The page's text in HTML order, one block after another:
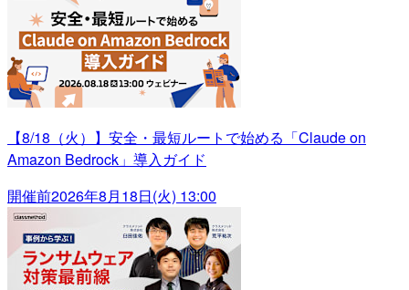
【8/18（火）】安全・最短ルートで始める「Claude on
Amazon Bedrock」導入ガイド
開催前2026年8月18日(火) 13:00